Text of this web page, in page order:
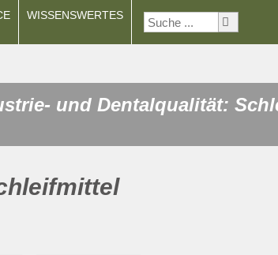
WISSENSWERTES
und Dentalqualität: